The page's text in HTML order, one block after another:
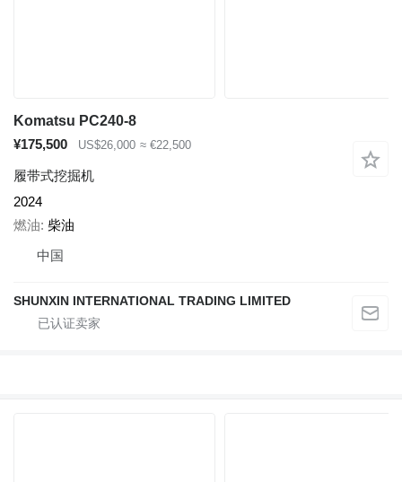
Komatsu PC240-8
¥175,500
US$26,000 ≈ €22,500
履带式挖掘机
2024
燃油 柴油
中国
SHUNXIN INTERNATIONAL TRADING LIMITED